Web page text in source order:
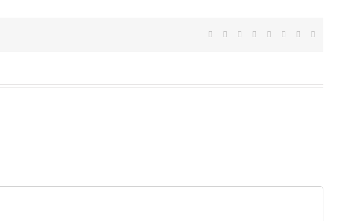
Facebook Reddit LinkedIn
TumblrPinterest